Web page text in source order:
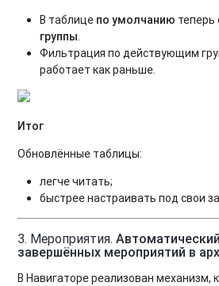
В таблице по умолчанию теперь
группы.
Фильтрация по действующим
работает как раньше.
Итог
Обновлённые таблицы:
легче читать;
быстрее настраивать под свои
3. Мероприятия.
завершённых мероприятий в
В Навигаторе реализован механизм,